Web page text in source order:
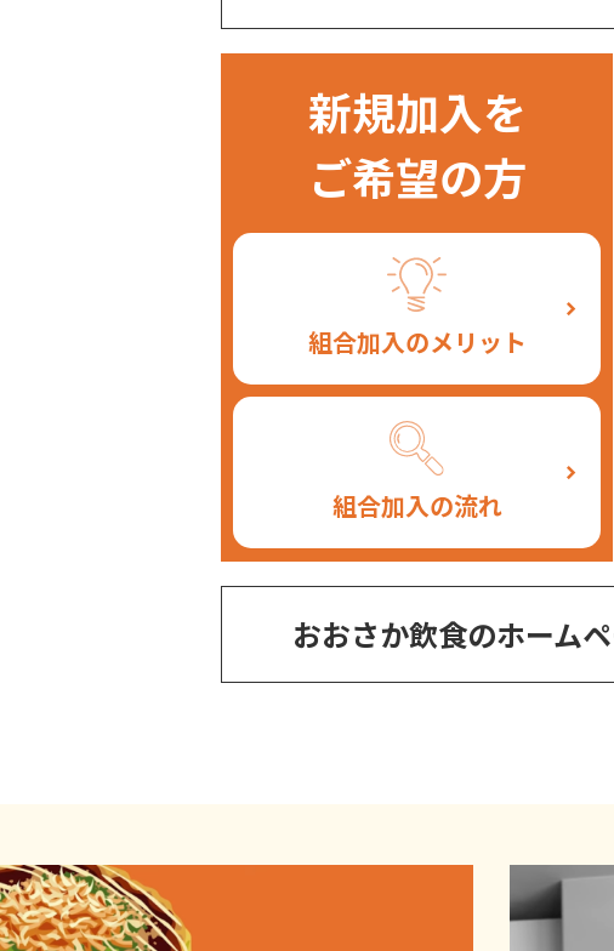
新規加入を
ご希望の方
組合加入のメリット
組合加入の流れ
おおさか飲食のホーム